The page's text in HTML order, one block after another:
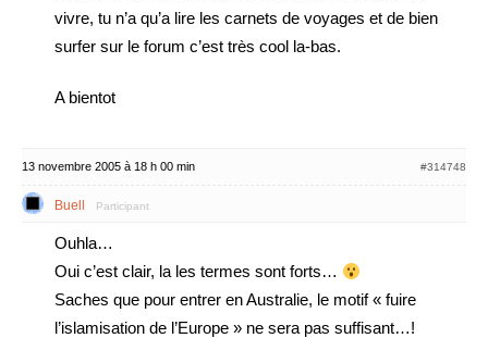
vivre, tu n’a qu’a lire les carnets de voyages et de bien
surfer sur le forum c’est très cool la-bas.
A bientot
13 novembre 2005 à 18 h 00 min #314748
Buell Participant
Ouhla…
Oui c’est clair, la les termes sont forts…
Saches que pour entrer en Australie, le motif « fuire
l’islamisation de l’Europe » ne sera pas suffisant…!